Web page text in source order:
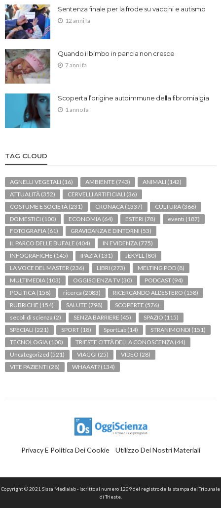
Sentenza finale per la frode su vaccini e autismo
12 anni fa
Quando il bimbo in pancia non cresce
7 anni fa
Scoperta l’origine autoimmune della fibromialgia
1 anno fa
TAG CLOUD
AGNELLI VEGETALI (16) AMBIENTE (743) ANIMALI (142)
ATTUALITÀ (352) CERVELLI ARTIFICIALI (36)
COSTUME E SOCIETÀ (231) CRONACA (1337) CULTURA (366)
DOMESTICI (100) ECONOMIA (64) ESTERI (78) eventi (187)
FOTOGRAFIA (61) GRAVIDANZA E DINTORNI (53)
IL PARCO DELLE BUFALE (404) IN EVIDENZA (775)
INFOGRAFICHE (145) IPAZIA (131) JEKYLL (80)
LA VOCE DEL MASTER (236) LIBRI (273) MELTING POD (8)
MULTIMEDIA (103) OGGISCIENZA TV (30) PODCAST (94)
POLITICA (158) ricerca (2083) RICERCANDO ALL'ESTERO (158)
RUBRICHE (154) SALUTE (798) SCOPERTE (576)
secoli di scienza (2) SENZA BARRIERE (45) SPAZIO (115)
SPECIALI (221) SPORT (18) SportLab (14) STRANIMONDI (151)
TECNOLOGIA (100) TRIESTE CITTÀ DELLA CONOSCENZA (44)
Uncategorized (521) VIAGGI (25) VIDEO (28)
VITE PAZIENTI (28) WHAAAT? (134)
Privacy E Politica Dei Cookie Utilizzo Dei Nostri Materiali
Copyright © 2021 Sissa Medialab - Iscritto al numero 1209 del registro della stampa del Tribunale
di Trieste.